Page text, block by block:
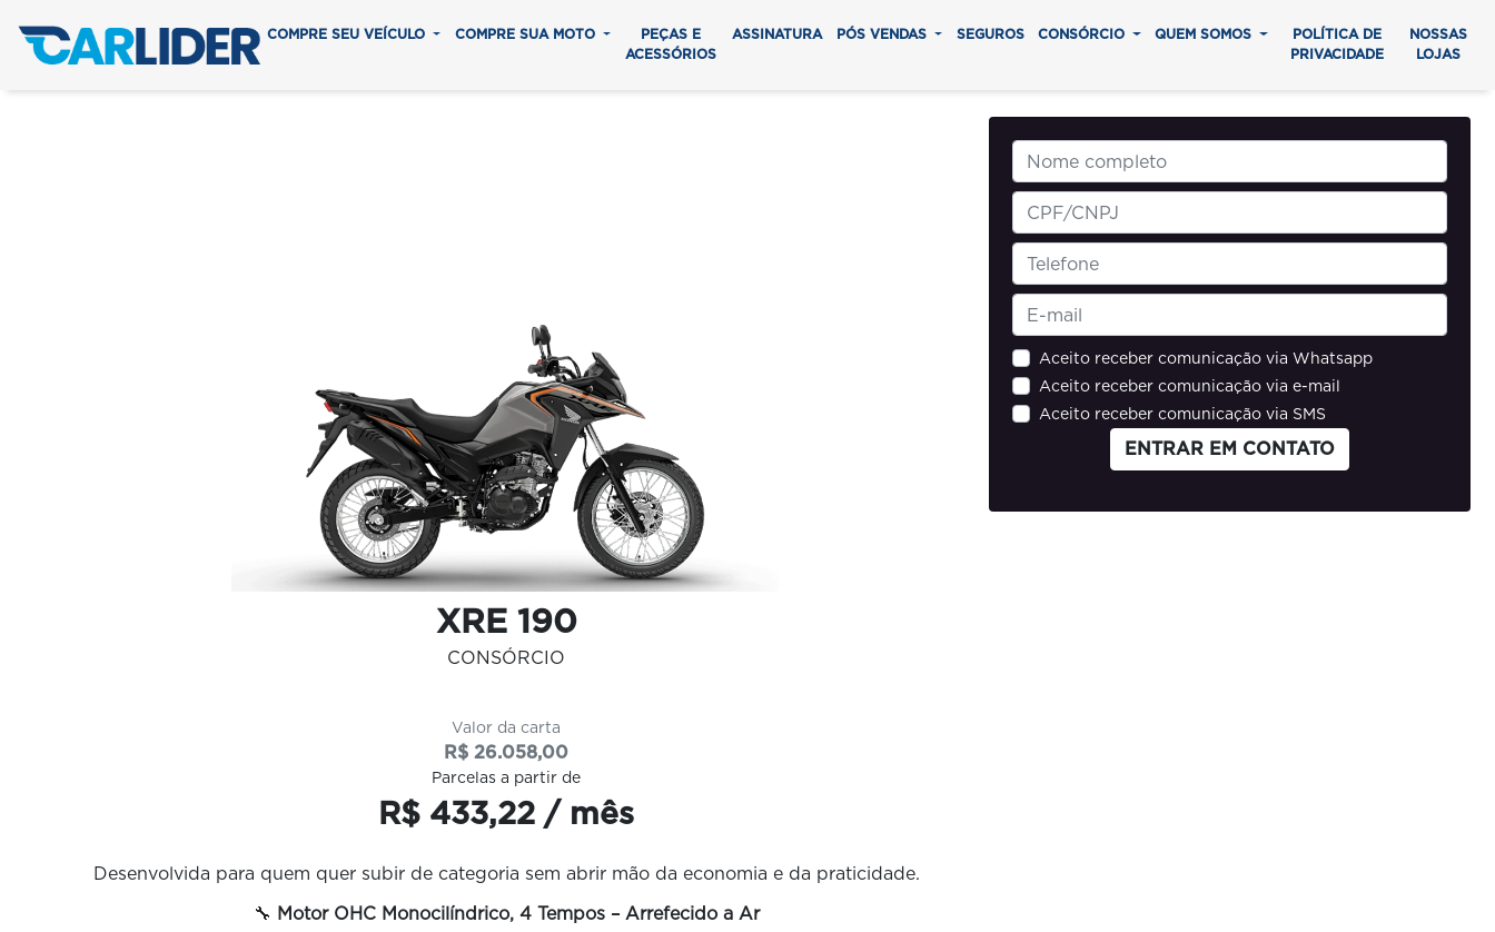
COMPRE SEU VEÍCULO COMPRE SUA MOTO
PEÇAS E
ACESSÓRIOS
ASSINATURA PÓS VENDAS SEGUROS CONSÓRCIO QUEM SOMOS
POLÍTICA DE
PRIVACIDADE
NOSSAS
LOJAS
XRE 190
CONSÓRCIO
Valor da carta
R$ 26.058,00
Parcelas a partir de
R$ 433,22 / mês
Desenvolvida para quem quer subir de categoria sem abrir mão da economia e da praticidade.
🔧 Motor OHC Monocilíndrico, 4 Tempos – Arrefecido a Ar
Aceito receber comunicação via Whatsapp
Aceito receber comunicação via e-mail
Aceito receber comunicação via SMS
ENTRAR EM CONTATO